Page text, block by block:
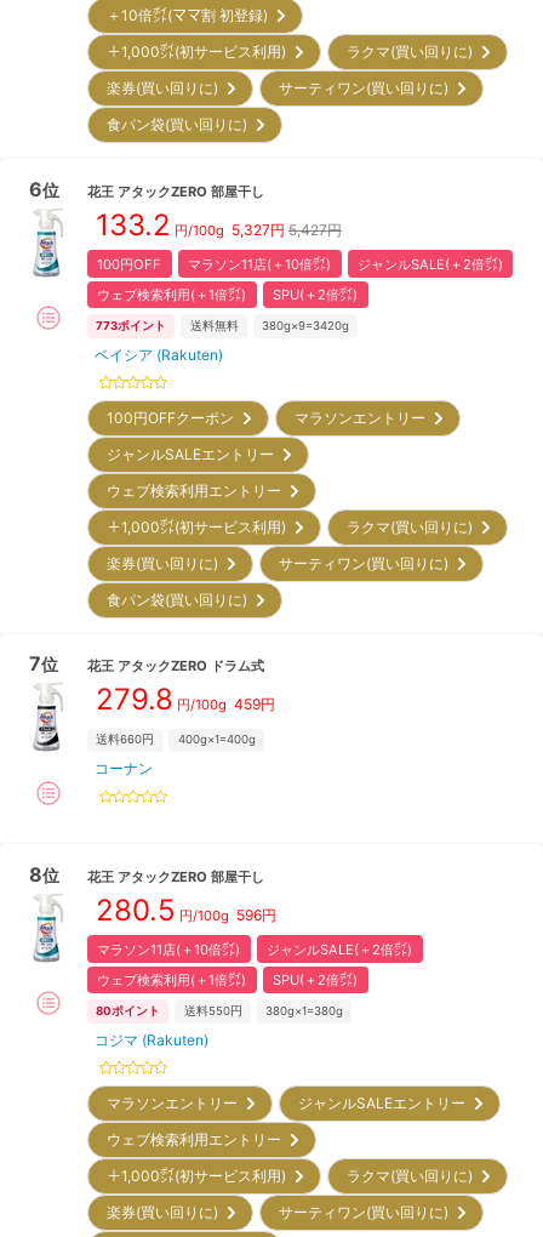
＋10倍㌽(ママ割 初登録)
＋1,000㌽(初サービス利用)
ラクマ(買い回りに)
楽券(買い回りに)
サーティワン(買い回りに)
食パン袋(買い回りに)
6位 花王 アタックZERO 部屋干し
133.2 円/100g 5,327円 5,427円
100円OFF マラソン11店(＋10倍㌽)
ジャンルSALE(＋2倍㌽)
ウェブ検索利用(＋1倍㌽)
SPU(＋2倍㌽)
773ポイント 送料無料 380g×9=3420g
ベイシア (Rakuten)
100円OFFクーポン
マラソンエントリー
ジャンルSALEエントリー
ウェブ検索利用エントリー
＋1,000㌽(初サービス利用)
ラクマ(買い回りに)
楽券(買い回りに)
サーティワン(買い回りに)
食パン袋(買い回りに)
7位 花王 アタックZERO ドラム式
279.8 円/100g 459円
送料660円 400g×1=400g
コーナン
8位 花王 アタックZERO 部屋干し
280.5 円/100g 596円
マラソン11店(＋10倍㌽)
ジャンルSALE(＋2倍㌽)
ウェブ検索利用(＋1倍㌽)
SPU(＋2倍㌽)
80ポイント 送料550円 380g×1=380g
コジマ (Rakuten)
マラソンエントリー
ジャンルSALEエントリー
ウェブ検索利用エントリー
＋1,000㌽(初サービス利用)
ラクマ(買い回りに)
楽券(買い回りに)
サーティワン(買い回りに)